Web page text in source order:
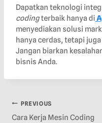
Dapatkan teknologi
codingterbaik hanya di
menyediakan solusi
hanya cerdas, tetapi
Jangan biarkan
bisnis Anda.
PREVIOUS
Cara Kerja Mesin Coding